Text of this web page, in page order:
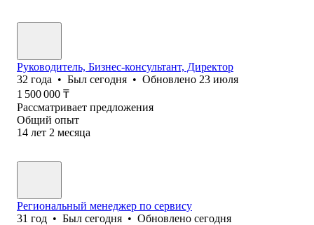
Руководитель, Бизнес-консультант, Директор
32 года • Был сегодня • Обновлено 23 июля
1 500 000 ₸
Рассматривает предложения
Общий опыт
14 лет 2 месяца
Региональный менеджер по сервису
31 год • Был сегодня • Обновлено сегодня